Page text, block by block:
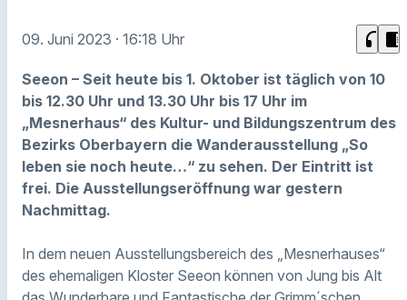
09. Juni 2023 · 16:18 Uhr headphones chrome_reader_mode
Seeon – Seit heute bis 1. Oktober ist täglich von 10
bis 12.30 Uhr und 13.30 Uhr bis 17 Uhr im
„Mesnerhaus“ des Kultur- und Bildungszentrum des
Bezirks Oberbayern die Wanderausstellung „So
leben sie noch heute…“ zu sehen. Der Eintritt ist
frei. Die Ausstellungseröffnung war gestern
Nachmittag.
In dem neuen Ausstellungsbereich des „Mesnerhauses“
des ehemaligen Kloster Seeon können von Jung bis Alt